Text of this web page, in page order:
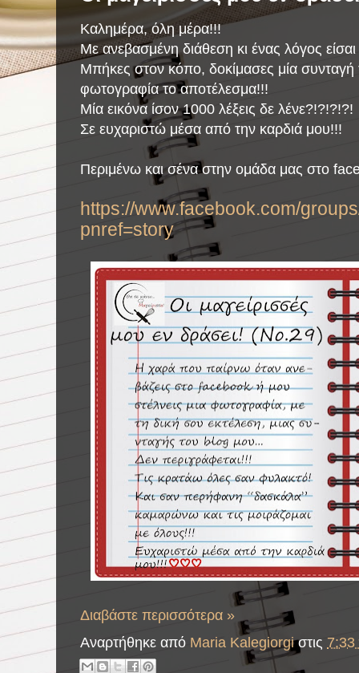
Καλημέρα, όλη μέρα!!!
Με ανεβασμένη διάθεση κι ένας λόγος
Μπήκες στον κόπο, δοκίμασες μία συνταγή
φωτογραφία το αποτέλεσμα!!!
Μία εικόνα ίσον 1000 λέξεις δε λένε?!?!?!?!
Σε ευχαριστώ μέσα από την καρδιά μου!!!
Περιμένω και σένα στην ομάδα μας στο
https://www.facebook.com/
pnref=story
Διαβάστε περισσότερα »
Αναρτήθηκε από Maria Kalegiorgi στις